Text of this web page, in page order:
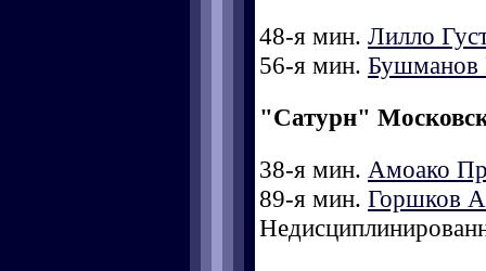
48-я мин. Лилло
56-я мин. Бушманов
"Сатурн"
38-я мин. Амоако
89-я мин. Горшков